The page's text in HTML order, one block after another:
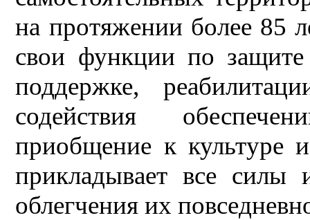
на протяжении более 85
свои функции по защите
поддержке,
содействия
приобщение к культуре
прикладывает все силы
облегчения их